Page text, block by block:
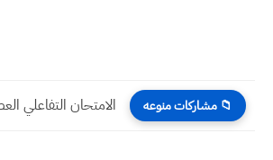
📁 مشاركات منوعه